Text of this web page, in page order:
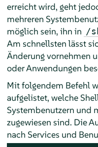
erreicht wird, geht
mehreren
möglich sein, ihn in /
Am schnellsten lässt
Änderung vornehmen
oder Anwendungen
Mit folgendem Befehl
aufgelistet, welche
Systembenutzern und
zugewiesen sind. Die
nach Services und